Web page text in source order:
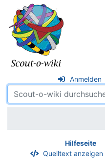
Anmelden
Hilfeseite
Quelltext anzeigen